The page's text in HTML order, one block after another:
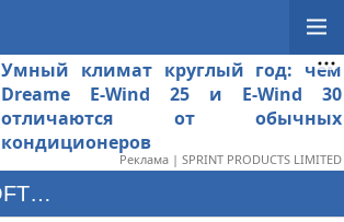
Умный климат круглый год: чем
Dreame E-Wind 25 и E-Wind 30
отличаются от обычных
кондиционеров
Реклама | SPRINT PRODUCTS LIMITED
НОВОСТИ SOFTWARE